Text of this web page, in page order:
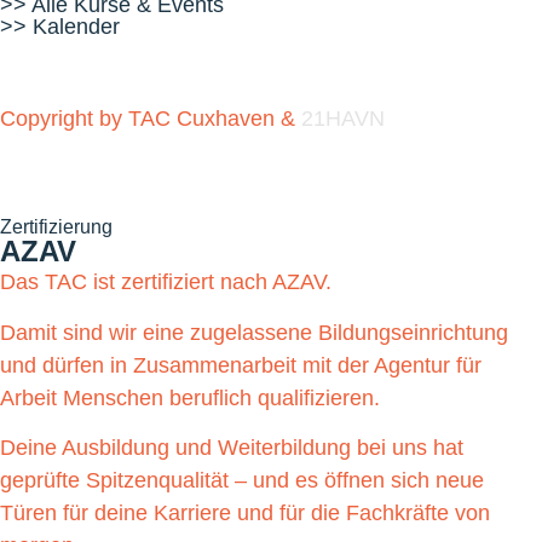
>> Alle Kurse & Events
>> Kalender
Copyright by TAC Cuxhaven & 21HAVN
Zertifizierung
AZAV
Das TAC ist zertifiziert nach AZAV.
Damit sind wir eine zugelassene Bildungseinrichtung
und dürfen in Zusammenarbeit mit der Agentur für
Arbeit Menschen beruflich qualifizieren.
Deine Ausbildung und Weiterbildung bei uns hat
geprüfte Spitzenqualität – und es öffnen sich neue
Türen für deine Karriere und für die Fachkräfte von